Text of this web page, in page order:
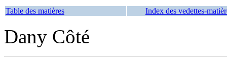
Table des matières Index des vedettes-
Dany Côté